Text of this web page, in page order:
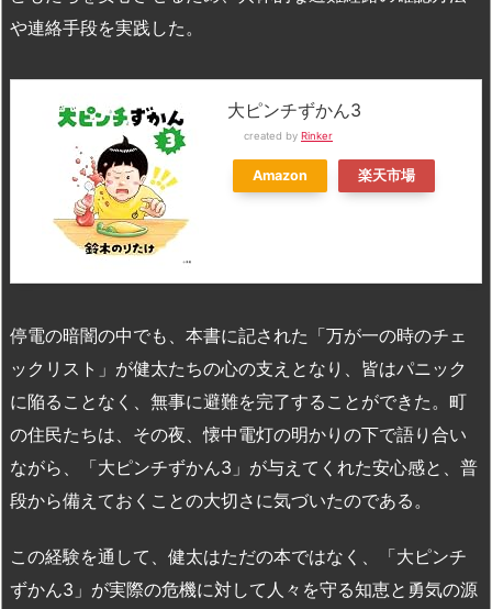
や連絡手段を実践した。
大ピンチずかん3
created by Rinker
Amazon 楽天市場
停電の暗闇の中でも、本書に記された「万が一の時のチェ
ックリスト」が健太たちの心の支えとなり、皆はパニック
に陥ることなく、無事に避難を完了することができた。町
の住民たちは、その夜、懐中電灯の明かりの下で語り合い
ながら、「大ピンチずかん3」が与えてくれた安心感と、普
段から備えておくことの大切さに気づいたのである。
この経験を通して、健太はただの本ではなく、「大ピンチ
ずかん3」が実際の危機に対して人々を守る知恵と勇気の源